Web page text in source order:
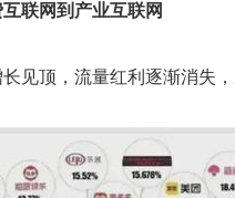
联网到产业互联网
见顶，流量红利逐渐消失